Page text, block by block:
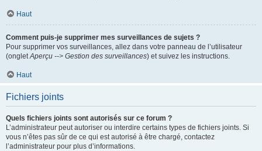
Haut
Comment puis-je supprimer mes surveillances de sujets ?
Pour supprimer vos surveillances, allez dans votre panneau de l’utilisateur
(ongletAperçu --> Gestion des surveillances) et suivez les instructions.
Haut
Fichiers joints
Quels fichiers joints sont autorisés sur ce forum ?
L’administrateur peut autoriser ou interdire certains types de fichiers joints. Si
vous n’êtes pas sûr de ce qui est autorisé à être chargé, contactez
l’administrateur pour plus d’informations.